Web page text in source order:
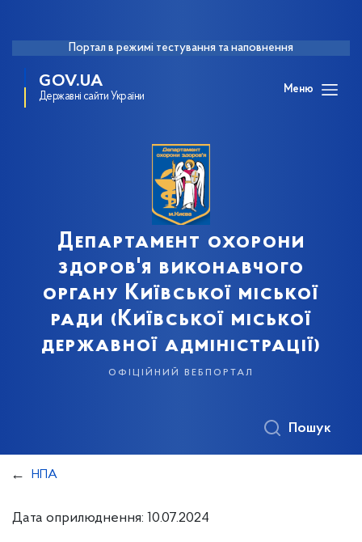
Портал в режимі тестування та наповнення
GOV.UA
Державні сайти України
Меню
Департамент охорони
здоров'я виконавчого
органу Київської міської
ради (Київської міської
державної адміністрації)
офіційний вебпортал
Пошук
НПА
Дата оприлюднення: 10.07.2024